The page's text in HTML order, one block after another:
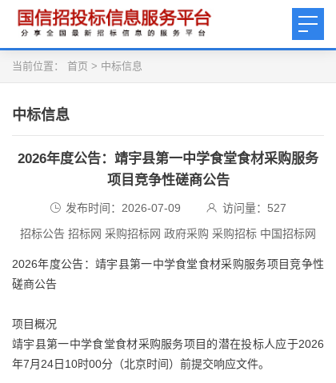
当前位置： 首页 > 中标信息
中标信息
2026年度公告：靖宇县第一中学食堂食材采购服务
项目竞争性磋商公告
发布时间：2026-07-09 访问量： 527
招标公告 招标网 采购招标网 政府采购 采购招标 中国招标网
2026年度公告：靖宇县第一中学食堂食材采购服务项目竞争性
磋商公告
项目概况
靖宇县第一中学食堂食材采购服务项目的潜在投标人应于2026
年7月24日10时00分（北京时间）前提交响应文件。